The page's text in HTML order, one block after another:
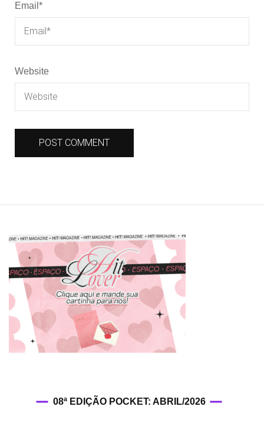
Email *
Website
08ª EDIÇÃO POCKET: ABRIL/2026